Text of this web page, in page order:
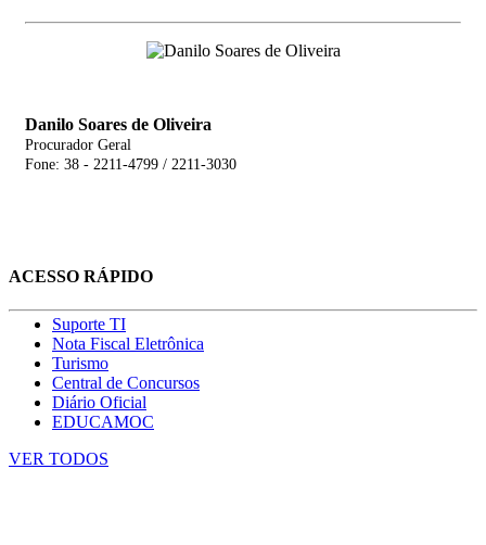
Danilo Soares de Oliveira
Procurador Geral
Fone: 38 - 2211-4799 / 2211-3030
ACESSO RÁPIDO
Suporte TI
Nota Fiscal Eletrônica
Turismo
Central de Concursos
Diário Oficial
EDUCAMOC
VER TODOS